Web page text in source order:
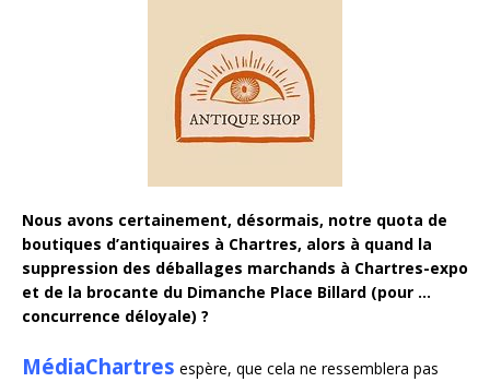
Nous avons certainement, désormais, notre quota de
boutiques d’antiquaires à Chartres, alors à quand la
suppression des déballages marchands à Chartres-expo
et de la brocante du Dimanche Place Billard (pour …
concurrence déloyale) ?
MédiaChartres espère, que cela ne ressemblera pas